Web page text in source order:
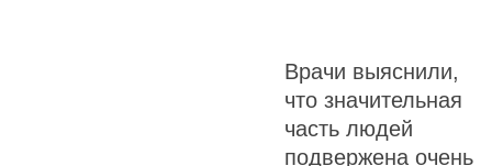
Врачи выяснили,
что значительная
часть людей
подвержена очень